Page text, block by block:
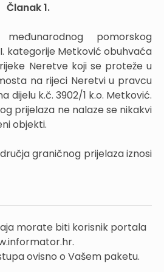
Članak 1.
pomorskog
kategorije Metković obuhvaća
Neretve koji se proteže u
na rijeci Neretvi u pravcu
dijelu k.č. 3902/1 k.o. Metković.
prijelaza ne nalaze se nikakvi
objekti.
graničnog prijelaza iznosi
morate biti korisnik portala
ovisno o Vašem paketu.